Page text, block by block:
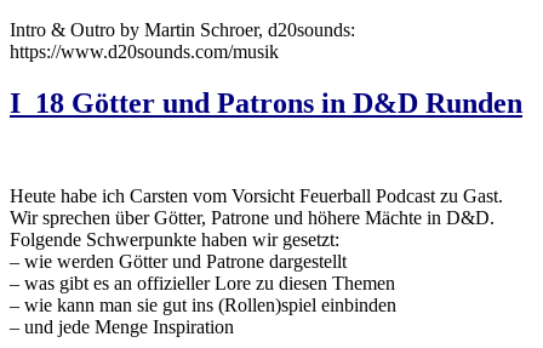
Intro & Outro by Martin Schroer, d20sounds:
https://www.d20sounds.com/musik
I_18 Götter und Patrons in D&D Runden
Heute habe ich Carsten vom Vorsicht Feuerball Podcast zu Gast.
Wir sprechen über Götter, Patrone und höhere Mächte in D&D.
Folgende Schwerpunkte haben wir gesetzt:
– wie werden Götter und Patrone dargestellt
– was gibt es an offizieller Lore zu diesen Themen
– wie kann man sie gut ins (Rollen)spiel einbinden
– und jede Menge Inspiration